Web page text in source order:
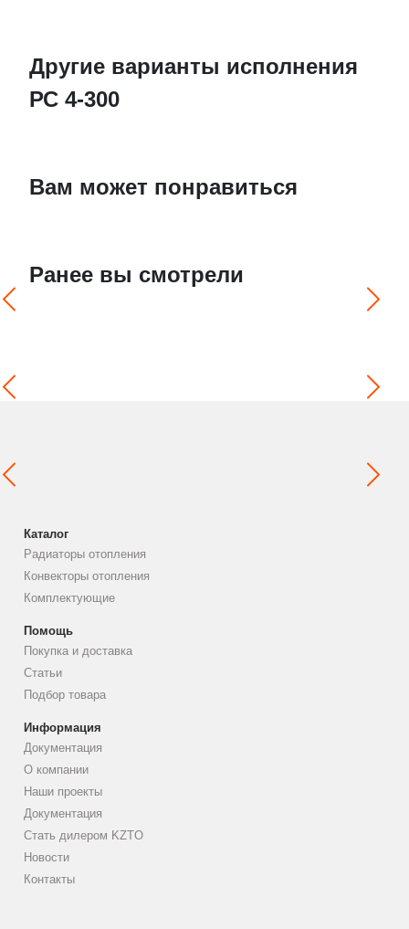
Другие варианты исполнения
РС 4-300
Вам может понравиться
Ранее вы смотрели
Каталог
Радиаторы отопления
Конвекторы отопления
Комплектующие
Помощь
Покупка и доставка
Статьи
Подбор товара
Информация
Документация
О компании
Наши проекты
Документация
Стать дилером KZTO
Новости
Контакты